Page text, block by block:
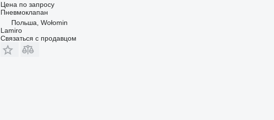
Цена по запросу
Пневмоклапан
Польша, Wołomin
Lamiro
Связаться с продавцом